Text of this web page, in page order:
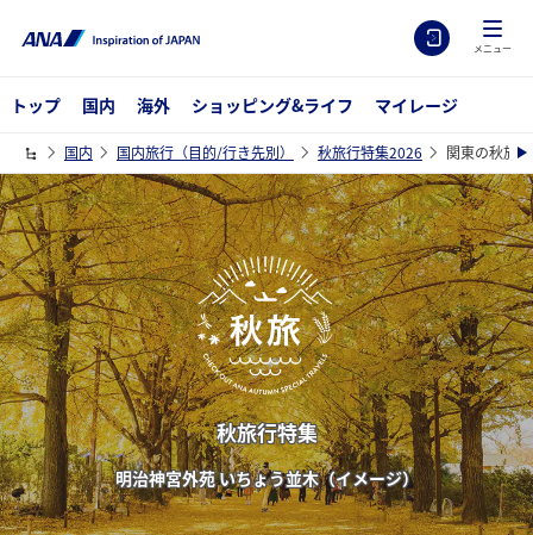
メニュー
トップ 国内 海外 ショッピング&ライフ マイレージ
国内 国内旅行（目的/行き先別） 秋旅行特集2026 関東の秋旅行
秋旅行特集
明治神宮外苑 いちょう並木（イメージ）